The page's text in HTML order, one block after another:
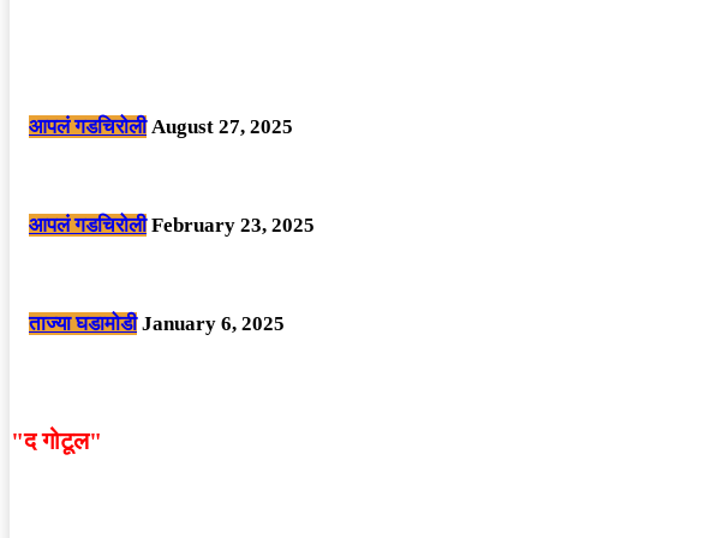
आपलं गडचिरोली August 27, 2025
आपलं गडचिरोली February 23, 2025
ताज्या घडामोडी January 6, 2025
"द गोटूल"